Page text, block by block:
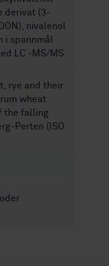
derivat (3-
nivalenol
i spannmål
LC -MS/MS
rye and their
wheat
the falling
Perten (ISO